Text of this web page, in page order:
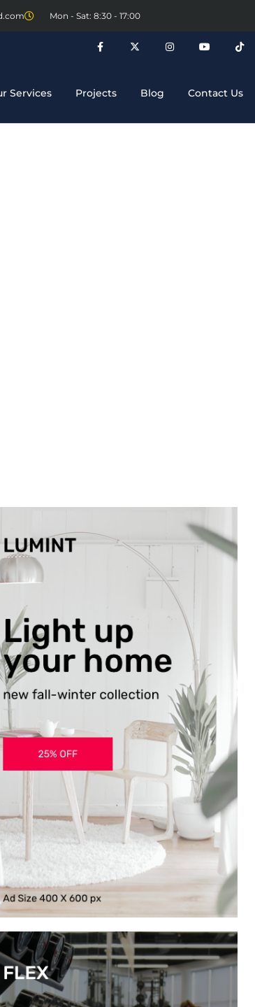
Mon - Sat: 8:30 - 17:00
Services Projects Blog Contact Us